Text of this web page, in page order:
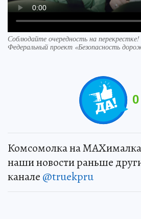
Соблюдайте очередность на перекрестке!
Федеральный проект «Безопасность
0
Комсомолка на
наши новости раньше
канале @truekpru